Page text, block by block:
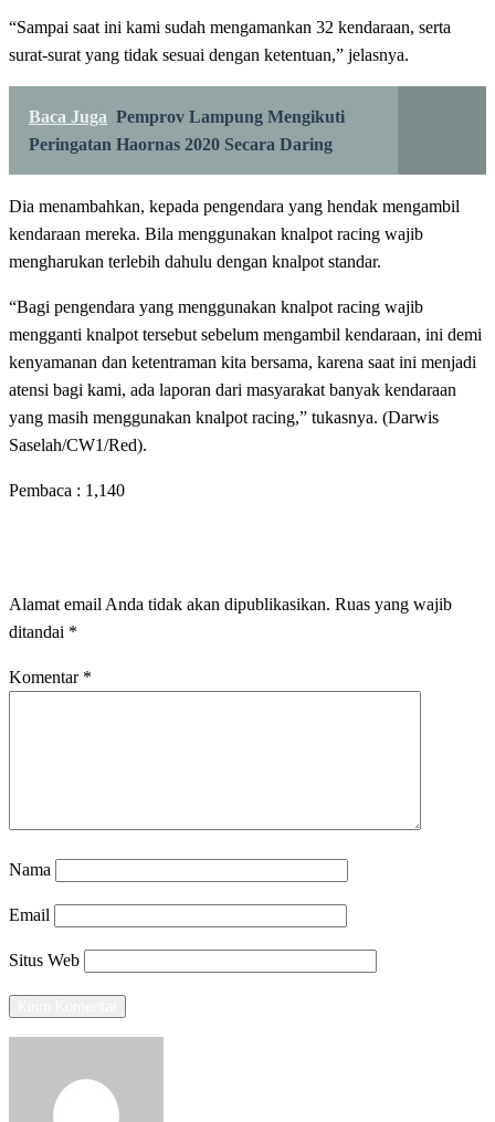
“Sampai saat ini kami sudah mengamankan 32 kendaraan, serta
surat-surat yang tidak sesuai dengan ketentuan,” jelasnya.
Baca Juga Pemprov Lampung Mengikuti
Peringatan Haornas 2020 Secara Daring
Dia menambahkan, kepada pengendara yang hendak mengambil
kendaraan mereka. Bila menggunakan knalpot racing wajib
mengharukan terlebih dahulu dengan knalpot standar.
“Bagi pengendara yang menggunakan knalpot racing wajib
mengganti knalpot tersebut sebelum mengambil kendaraan, ini demi
kenyamanan dan ketentraman kita bersama, karena saat ini menjadi
atensi bagi kami, ada laporan dari masyarakat banyak kendaraan
yang masih menggunakan knalpot racing,” tukasnya. (Darwis
Saselah/CW1/Red).
Pembaca : 1,140
Alamat email Anda tidak akan dipublikasikan. Ruas yang wajib
ditandai *
Komentar *
Nama
Email
Situs Web